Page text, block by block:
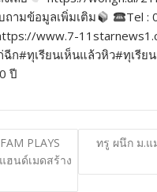
ถามข้อมูลเพิ่มเติม Tel :
www.7-
#ทุเรียนเห็นแล้วหิว#ทุเรีย
ปี
PLAYS
ฮนด์เมดสร้าง
ทรู ผนึก ม.แ